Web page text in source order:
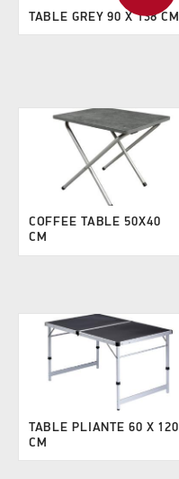
TABLE GREY 90 X 138 CM
COFFEE TABLE 50X40
CM
TABLE PLIANTE 60 X 120
CM